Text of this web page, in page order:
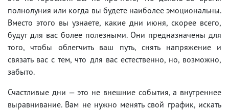
полнолуния или когда вы будете наиболее эмоциональны.
Вместо этого вы узнаете, какие дни июня, скорее всего,
будут для вас более полезными. Они предназначены для
того, чтобы облегчить ваш путь, снять напряжение и
связать вас с тем, что для вас естественно, но, возможно,
забыто.
Счастливые дни — это не внешние события, а внутреннее
выравнивание. Вам не нужно менять свой график, искать